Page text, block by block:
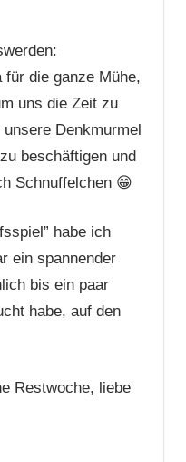
für die ganze Mühe,
uns die Zeit zu
Denkmurmel
beschäftigen und
Schnuffelchen 😁
habe ich
ein spannender
bis ein paar
habe, auf den
Restwoche, liebe